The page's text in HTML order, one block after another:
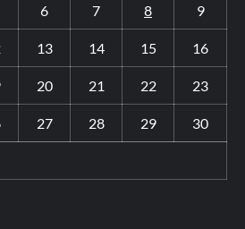
6 7 8 9
13 14 15 16
20 21 22 23
27 28 29 30